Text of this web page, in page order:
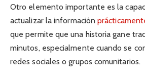
Otro elemento importante es la
actualizar la información
que permite que una historia gane
minutos, especialmente cuando se
redes sociales o grupos comunitarios.